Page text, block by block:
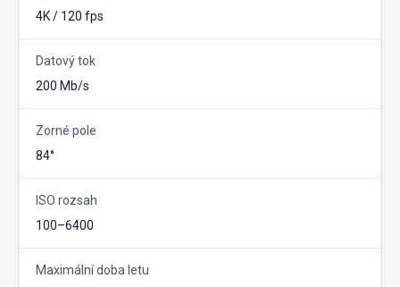
4K / 120 fps
Datový tok
200 Mb/s
Zorné pole
84°
ISO rozsah
100–6400
Maximální doba letu